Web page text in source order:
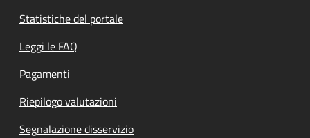
Statistiche del portale
Leggi le FAQ
Pagamenti
Riepilogo valutazioni
Segnalazione disservizio